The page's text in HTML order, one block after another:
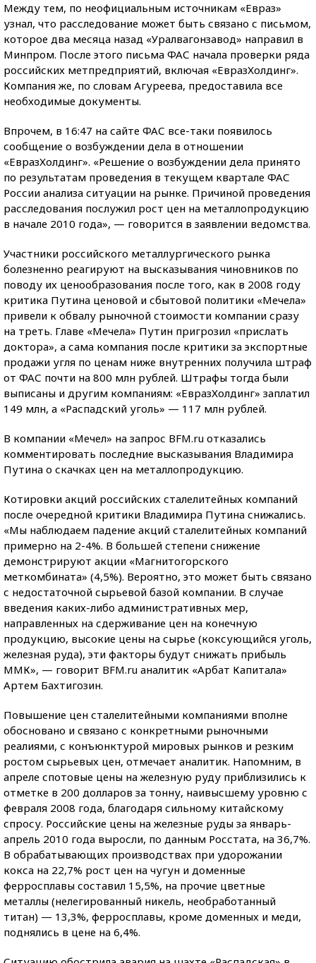
Между тем, по неофициальным источникам «Евраз»
узнал, что расследование может быть связано с письмом,
которое два месяца назад «Уралвагонзавод» направил в
Минпром. После этого письма ФАС начала проверки ряда
российских метпредприятий, включая «ЕвразХолдинг».
Компания же, по словам Агуреева, предоставила все
необходимые документы.
Впрочем, в 16:47 на сайте ФАС все-таки появилось
сообщение о возбуждении дела в отношении
«ЕвразХолдинг». «Решение о возбуждении дела принято
по результатам проведения в текущем квартале ФАС
России анализа ситуации на рынке. Причиной проведения
расследования послужил рост цен на металлопродукцию
в начале 2010 года», — говорится в заявлении ведомства.
Участники российского металлургического рынка
болезненно реагируют на высказывания чиновников по
поводу их ценообразования после того, как в 2008 году
критика Путина ценовой и сбытовой политики «Мечела»
привели к обвалу рыночной стоимости компании сразу
на треть. Главе «Мечела» Путин пригрозил «прислать
доктора», а сама компания после критики за экспортные
продажи угля по ценам ниже внутренних получила штраф
от ФАС почти на 800 млн рублей. Штрафы тогда были
выписаны и другим компаниям: «ЕвразХолдинг» заплатил
149 млн, а «Распадский уголь» — 117 млн рублей.
В компании «Мечел» на запрос BFM.ru отказались
комментировать последние высказывания Владимира
Путина о скачках цен на металлопродукцию.
Котировки акций российских сталелитейных компаний
после очередной критики Владимира Путина снижались.
«Мы наблюдаем падение акций сталелитейных компаний
примерно на 2-4%. В большей степени снижение
демонстрируют акции «Магнитогорского
меткомбината» (4,5%). Вероятно, это может быть связано
с недостаточной сырьевой базой компании. В случае
введения каких-либо административных мер,
направленных на сдерживание цен на конечную
продукцию, высокие цены на сырье (коксующийся уголь,
железная руда), эти факторы будут снижать прибыль
ММК», — говорит BFM.ru аналитик «Арбат Капитала»
Артем Бахтигозин.
Повышение цен сталелитейными компаниями вполне
обосновано и связано с конкретными рыночными
реалиями, с конъюнктурой мировых рынков и резким
ростом сырьевых цен, отмечает аналитик. Напомним, в
апреле спотовые цены на железную руду приблизились к
отметке в 200 долларов за тонну, наивысшему уровню с
февраля 2008 года, благодаря сильному китайскому
спросу. Российские цены на железные руды за январь-
апрель 2010 года выросли, по данным Росстата, на 36,7%.
В обрабатывающих производствах при удорожании
кокса на 22,7% рост цен на чугун и доменные
ферросплавы составил 15,5%, на прочие цветные
металлы (нелегированный никель, необработанный
титан) — 13,3%, ферросплавы, кроме доменных и меди,
поднялись в цене на 6,4%.